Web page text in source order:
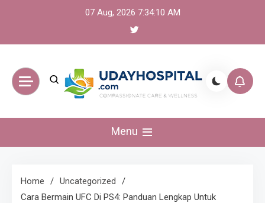
07 Aug, 2026 7:34:10 AM
UdayHospital:
Berita, olahraga,
gaming Akurat dan
Menu
Home
Uncategorized
Cara Bermain UFC Di PS4: Panduan Lengkap Untuk